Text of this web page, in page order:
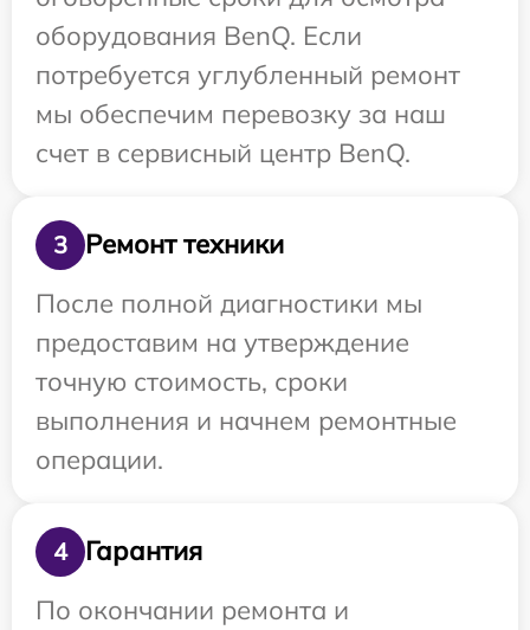
оборудования BenQ. Если
потребуется углубленный ремонт
мы обеспечим перевозку за наш
счет в сервисный центр BenQ.
3
Ремонт техники
После полной диагностики мы
предоставим на утверждение
точную стоимость, сроки
выполнения и начнем ремонтные
операции.
4
Гарантия
По окончании ремонта и